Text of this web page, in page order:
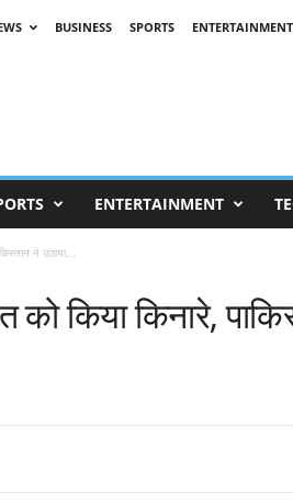
BUSINESS SPORTS ENTERTAINMENT
ENTERTAINMENT
ने उठाया...
को किया किनारे,